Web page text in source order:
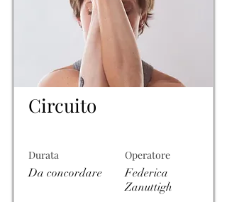
Circuito
Durata
Da concordare
Operatore
Federica
Zanuttigh